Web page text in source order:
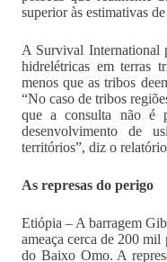
superior às estimativas
A Survival International
hidrelétricas em terras
menos que as tribos
“No caso de tribos
que a consulta não é
desenvolvimento de
territórios”, diz o
As represas do perigo
Etiópia – A barragem
ameaça cerca de 200 mil
do Baixo Omo. A